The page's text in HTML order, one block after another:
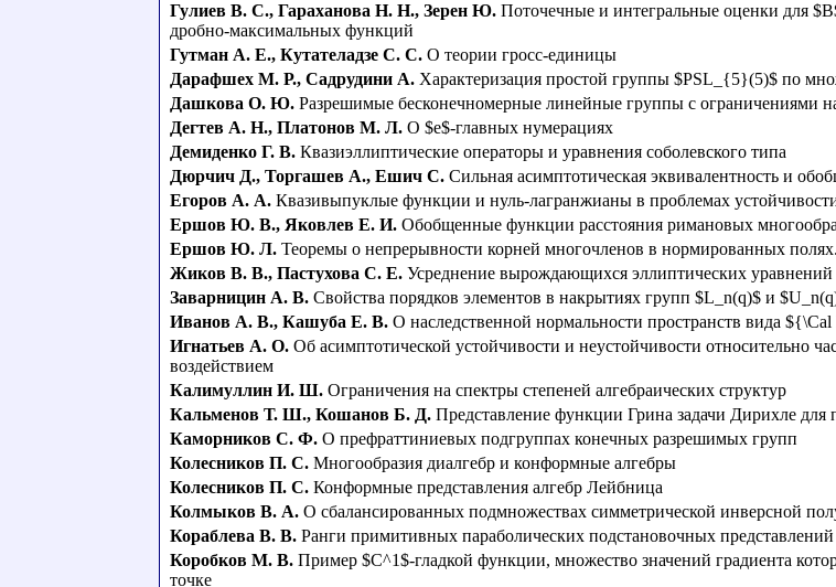
Гулиев В. С., Гараханова Н. Н., Зерен Ю. Поточечные и интегральные оценки для
дробно-максимальных функций
Гутман А. Е., Кутателадзе С. С. О теории гросс-единицы
Дарафшех М. Р., Садрудини А. Характеризация простой группы $PSL_{5}(5)$ по
Дашкова О. Ю. Разрешимые бесконечномерные линейные группы с ограничениями
Дегтев А. Н., Платонов М. Л. О $e$-главных нумерациях
Демиденко Г. В. Квазиэллиптические операторы и уравнения соболевского типа
Дюрчич Д., Торгашев А., Ешич С. Сильная асимптотическая эквивалентность и
Егоров А. А. Квазивыпуклые функции и нуль-лагранжианы в проблемах
Ершов Ю. В., Яковлев Е. И. Обобщенные функции расстояния римановых
Ершов Ю. Л. Теоремы о непрерывности корней многочленов в нормированных
Жиков В. В., Пастухова С. Е. Усреднение вырождающихся эллиптических уравнений
Заварницин А. В. Свойства порядков элементов в накрытиях групп $L_n(q)$ и
Иванов А. В., Кашуба Е. В. О наследственной нормальности пространств вида
Игнатьев А. О. Об асимптотической устойчивости и неустойчивости относительно
воздействием
Калимуллин И. Ш. Ограничения на спектры степеней алгебраических структур
Кальменов Т. Ш., Кошанов Б. Д. Представление функции Грина задачи Дирихле
Каморников С. Ф. О префраттиниевых подгруппах конечных разрешимых групп
Колесников П. С. Многообразия диалгебр и конформные алгебры
Колесников П. С. Конформные представления алгебр Лейбница
Колмыков В. А. О сбалансированных подмножествах симметрической инверсной
Кораблева В. В. Ранги примитивных параболических подстановочных
Коробков М. В. Пример $C^1$-гладкой функции, множество значений градиента
точке